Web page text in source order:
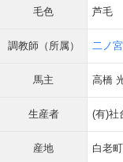
毛色 芦毛
調教師（所属） 二ノ
馬主 高橋
生産者 (有)社
産地 白老町